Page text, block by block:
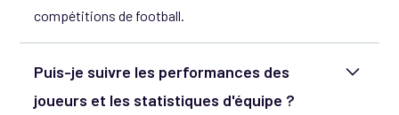
compétitions de football.
Puis-je suivre les performances des
joueurs et les statistiques d'équipe ?